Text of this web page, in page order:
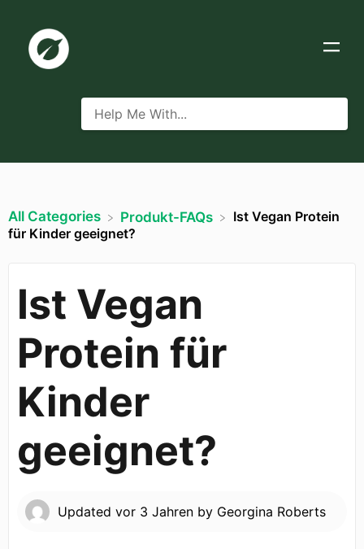
All Categories ​Produkt-FAQs
Ist Vegan Protein
für Kinder geeignet?
Ist Vegan
Protein für
Kinder
geeignet?
Updated vor 3 Jahren by Georgina Roberts